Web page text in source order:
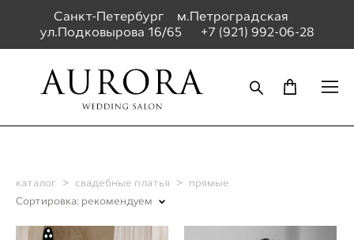
Санкт-Петербург м.Петроградская
ул.Подковырова 16/65 +7 (921) 992-06-28
каталог > свадебные платья > прямые
Сортировка: рекомендуем